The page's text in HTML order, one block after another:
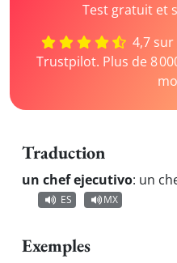
Test gratuit et
4,7
Trustpilot. Plus de 8
Traduction
un chef ejecutivo: un
ES MX
Exemples